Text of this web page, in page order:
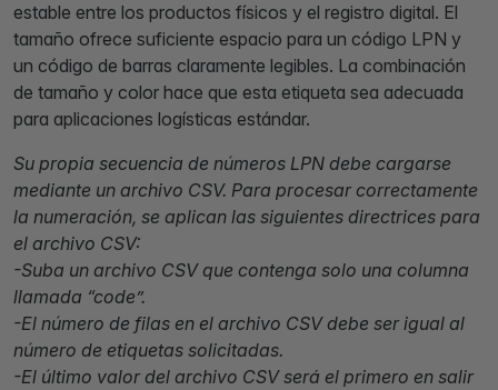
estable entre los productos físicos y el registro digital. El
tamaño ofrece suficiente espacio para un código LPN y
un código de barras claramente legibles. La combinación
de tamaño y color hace que esta etiqueta sea adecuada
para aplicaciones logísticas estándar.
Su propia secuencia de números LPN debe cargarse
mediante un archivo CSV. Para procesar correctamente
la numeración, se aplican las siguientes directrices para
el archivo CSV:
-Suba un archivo CSV que contenga solo una columna
llamada “code”.
-El número de filas en el archivo CSV debe ser igual al
número de etiquetas solicitadas.
-El último valor del archivo CSV será el primero en salir